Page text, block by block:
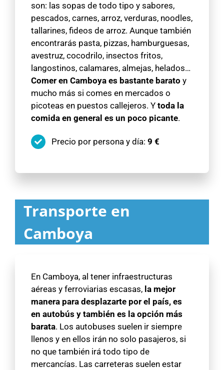
son: las sopas de todo tipo y sabores,
pescados, carnes, arroz, verduras, noodles,
tallarines, fideos de arroz. Aunque también
encontrarás pasta, pizzas, hamburguesas,
avestruz, cocodrilo, insectos fritos,
langostinos, calamares, almejas, helados…
Comer en Camboya es bastante barato y
mucho más si comes en mercados o
picoteas en puestos callejeros. Y toda la
comida en general es un poco picante.
Precio por persona y día: 9 €
Transporte en
Camboya
En Camboya, al tener infraestructuras
aéreas y ferroviarias escasas, la mejor
manera para desplazarte por el país, es
en autobús y también es la opción más
barata. Los autobuses suelen ir siempre
llenos y en ellos irán no solo pasajeros, si
no que también irá todo tipo de
mercancías. Las carreteras suelen estar